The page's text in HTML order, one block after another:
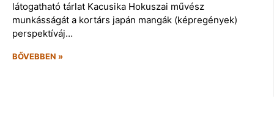
látogatható tárlat Kacusika Hokuszai művész
munkásságát a kortárs japán mangák (képregények)
perspektíváj…
BŐVEBBEN »